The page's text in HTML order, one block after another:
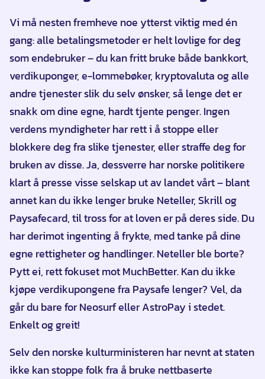
Vi må nesten fremheve noe ytterst viktig med én
gang: alle betalingsmetoder er helt lovlige for deg
som endebruker – du kan fritt bruke både bankkort,
verdikuponger, e-lommebøker, kryptovaluta og alle
andre tjenester slik du selv ønsker, så lenge det er
snakk om dine egne, hardt tjente penger. Ingen
verdens myndigheter har rett i å stoppe eller
blokkere deg fra slike tjenester, eller straffe deg for
bruken av disse. Ja, dessverre har norske politikere
klart å presse visse selskap ut av landet vårt – blant
annet kan du ikke lenger bruke Neteller, Skrill og
Paysafecard, til tross for at loven er på deres side. Du
har derimot ingenting å frykte, med tanke på dine
egne rettigheter og handlinger. Neteller ble borte?
Pytt ei, rett fokuset mot MuchBetter. Kan du ikke
kjøpe verdikupongene fra Paysafe lenger? Vel, da
går du bare for Neosurf eller AstroPay i stedet.
Enkelt og greit!
Selv den norske kulturministeren har nevnt at staten
ikke kan stoppe folk fra å bruke nettbaserte